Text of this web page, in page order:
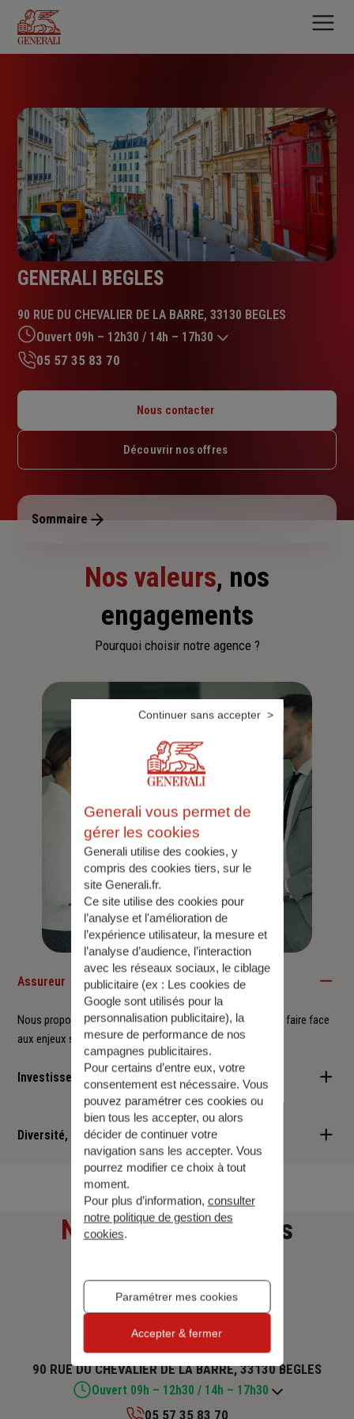
contenu
principal
GENERALI BEGLES
90 RUE DU CHEVALIER DE LA BARRE, 33130 BEGLES
Ouvert 09h – 12h30 / 14h – 17h30
Mardi : 09h – 12h30 / 14h – 17h30
Jeudi : 09h – 12h30 / 14h – 17h30
Dimanche : Fermé
05 57 35 83 70
Nous contacter
Découvrir nos offres
Sommaire
Nos valeurs, nos
engagements
Pourquoi choisir notre agence ?
Assureur
Nous proposons à nos clients des solutions durables pour faire face
aux enjeux sociétaux et environnementaux.
Investisseur responsable
Nous sommes convaincus qu'il est possible d'allier performance
financière et retombées positives : cette vision est au cœur des
services que nous vous proposons.
Diversité, Equité, Inclusion
Nous faisons de la diversité, de l'équité et de l'inclusion un
engagement quotidien.
Notre adresseet nos
90 RUE DU CHEVALIER DE LA BARRE, 33130 BEGLES
Ouvert 09h – 12h30 / 14h – 17h30
05 57 35 83 70
Generali vous permet de
gérer les cookies
Generali utilise des cookies, y
compris des cookies tiers, sur le
site Generali.fr.
Ce site utilise des cookies pour
l’analyse et l'amélioration de
l’expérience utilisateur, la mesure et
l’analyse d’audience, l’interaction
avec les réseaux sociaux, le ciblage
publicitaire (ex : Les cookies de
Google sont utilisés pour la
personnalisation publicitaire), la
mesure de performance de nos
campagnes publicitaires.
Pour certains d’entre eux, votre
consentement est nécessaire. Vous
pouvez paramétrer ces cookies ou
bien tous les accepter, ou alors
décider de continuer votre
navigation sans les accepter. Vous
pourrez modifier ce choix à tout
moment.
Pour plus d’information, consulter
notre politique de gestion des
cookies.
Paramétrer mes cookies
Continuer sans accepter
Accepter & fermer